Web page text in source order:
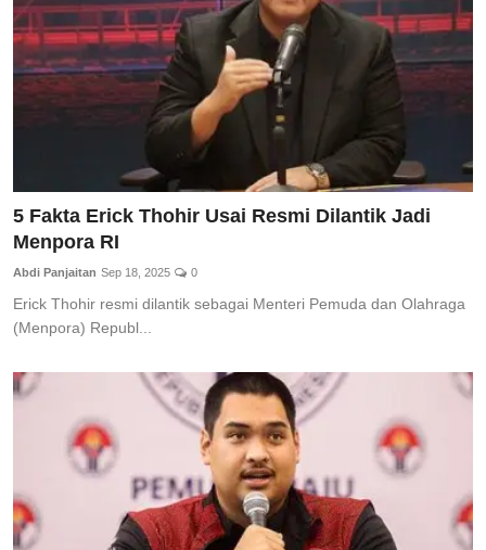
5 Fakta Erick Thohir Usai Resmi Dilantik Jadi
Menpora RI
Abdi Panjaitan Sep 18, 2025 0
Erick Thohir resmi dilantik sebagai Menteri Pemuda dan Olahraga
(Menpora) Republ...